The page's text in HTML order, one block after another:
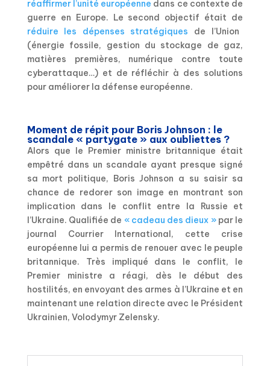
réaffirmer l’unité européenne dans ce contexte de
guerre en Europe. Le second objectif était de
réduire les dépenses stratégiques de l’Union
(énergie fossile, gestion du stockage de gaz,
matières premières, numérique contre toute
cyberattaque…) et de réfléchir à des solutions
pour améliorer la défense européenne.
Moment de répit pour Boris Johnson : le
scandale « partygate » aux oubliettes ?
Alors que le Premier ministre britannique était
empêtré dans un scandale ayant presque signé
sa mort politique, Boris Johnson a su saisir sa
chance de redorer son image en montrant son
implication dans le conflit entre la Russie et
l’Ukraine. Qualifiée de « cadeau des dieux »par le
journal Courrier International, cette crise
européenne lui a permis de renouer avec le peuple
britannique. Très impliqué dans le conflit, le
Premier ministre a réagi, dès le début des
hostilités, en envoyant des armes à l’Ukraine et en
maintenant une relation directe avec le Président
Ukrainien, Volodymyr Zelensky.